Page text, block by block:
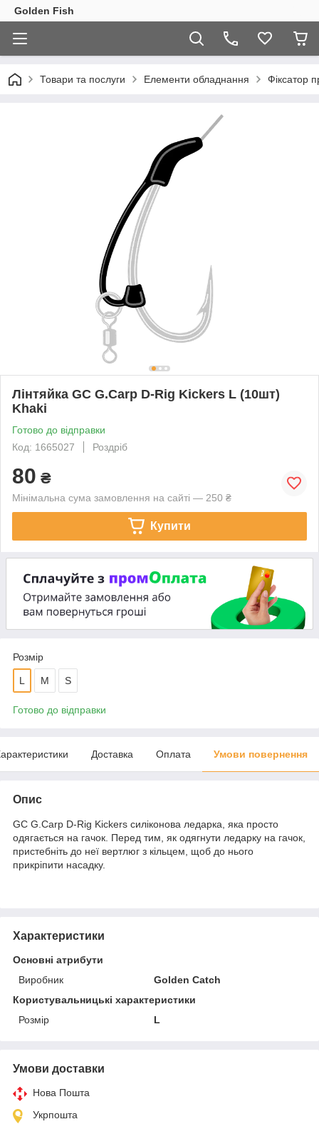
Golden Fish
Товари та послуги Елементи обладнання Фіксатор
Лінтяйка GC G.Carp D-Rig Kickers L (10шт)
Khaki
Готово до відправки
Код: 1665027
Роздріб
80 ₴
Мінімальна сума замовлення на сайті — 250 ₴
Купити
Розмір
L M S
Готово до відправки
Доставка Оплата Умови повернення
Опис
GC G.Carp D-Rig Kickers силіконова ледарка, яка просто
одягається на гачок. Перед тим, як одягнути ледарку на гачок,
пристебніть до неї вертлюг з кільцем, щоб до нього
прикріпити насадку.
Характеристики
Основні атрибути
Виробник
Golden Catch
Користувальницькі характеристики
Розмір
L
Умови доставки
Нова Пошта
Укрпошта